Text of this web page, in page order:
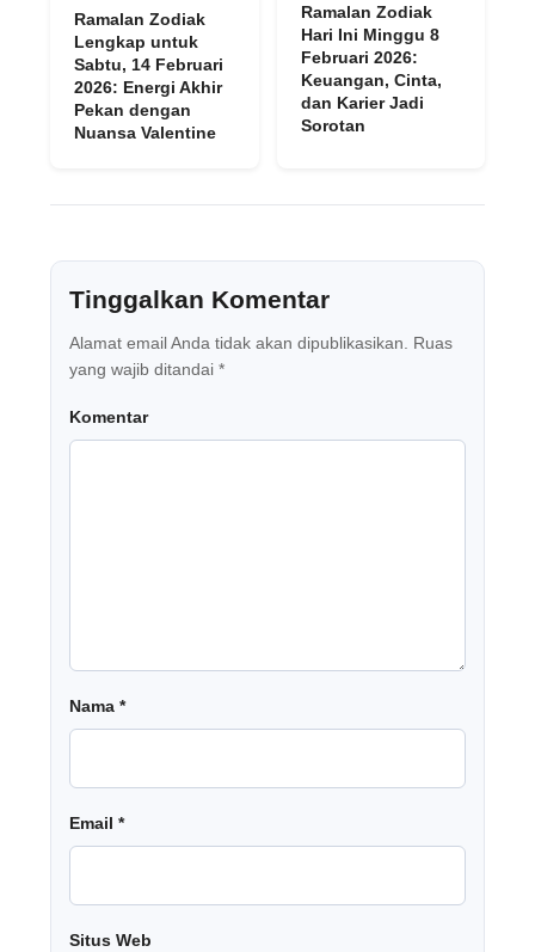
Ramalan Zodiak
Lengkap untuk
Sabtu, 14 Februari
2026: Energi Akhir
Pekan dengan
Nuansa Valentine
Ramalan Zodiak
Hari Ini Minggu 8
Februari 2026:
Keuangan, Cinta,
dan Karier Jadi
Sorotan
Tinggalkan Komentar
Alamat email Anda tidak akan dipublikasikan. Ruas
yang wajib ditandai *
Komentar
Nama *
Email *
Situs Web